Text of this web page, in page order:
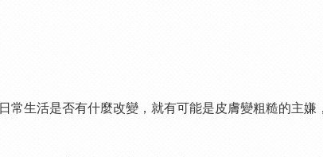
常生活是否有什麼改變，就有可能是皮膚變粗糙的主嫌